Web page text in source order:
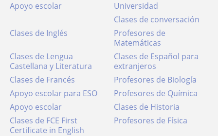
Apoyo escolar
Universidad
Clases de conversación
Clases de Inglés
Profesores de
Matemáticas
Clases de Lengua
Castellana y Literatura
Clases de Español para
extranjeros
Clases de Francés
Profesores de Biología
Apoyo escolar para ESO
Profesores de Química
Apoyo escolar
Clases de Historia
Clases de FCE First
Certificate in English
Profesores de Física